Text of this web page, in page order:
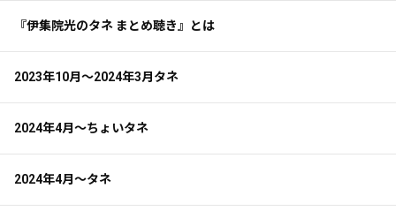
『伊集院光のタネ まとめ聴き』とは
2023年10月～2024年3月タネ
2024年4月～ちょいタネ
2024年4月～タネ